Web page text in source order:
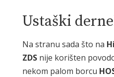
Ustaški
Na stranu sada što na
ZDSnije korišten
nekom palom borcu